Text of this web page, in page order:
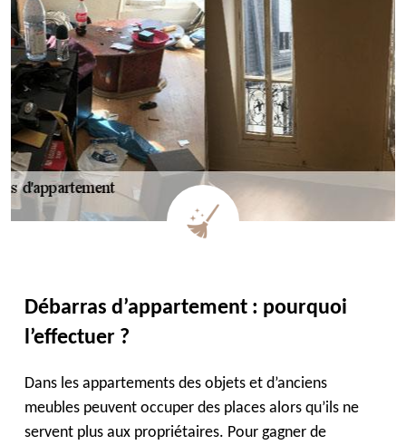
Débarras d’appartement : pourquoi
l’effectuer ?
Dans les appartements des objets et d’anciens
meubles peuvent occuper des places alors qu’ils ne
servent plus aux propriétaires. Pour gagner de